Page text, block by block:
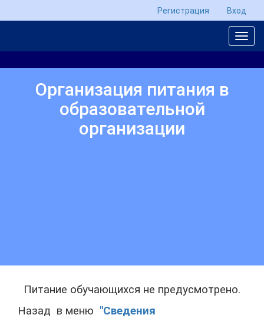
Вход
Регистрация
Организация питания в
образовательной
организации
Питание обучающихся не предусмотрено.
Назад в меню "Сведения